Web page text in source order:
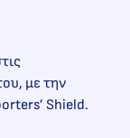
με την
Shield.